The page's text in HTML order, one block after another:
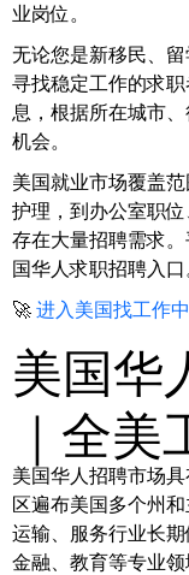
业岗位。
无论您是新移民、
寻找稳定工作的求
息，根据所在城市
机会。
美国就业市场覆盖
护理，到办公室职
存在大量招聘需求
国华人求职招聘入口
🚀 进入美国找工作
美国华
｜全
美国华人招聘市场
区遍布美国多个州
运输、服务行业长
金融、教育等专业领